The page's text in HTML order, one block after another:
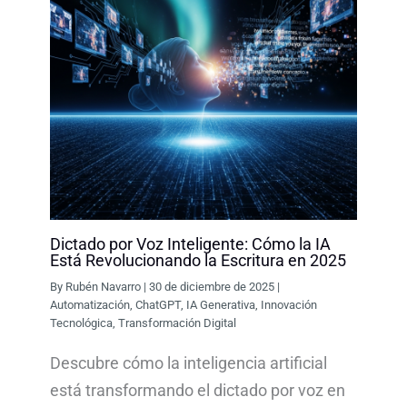
Dictado por Voz Inteligente: Cómo la IA
Está Revolucionando la Escritura en 2025
By Rubén Navarro |30 de diciembre de 2025 |
Automatización,ChatGPT, IA Generativa, Innovación
Tecnológica,Transformación Digital
Descubre cómo la inteligencia artificial
está transformando el dictado por voz en